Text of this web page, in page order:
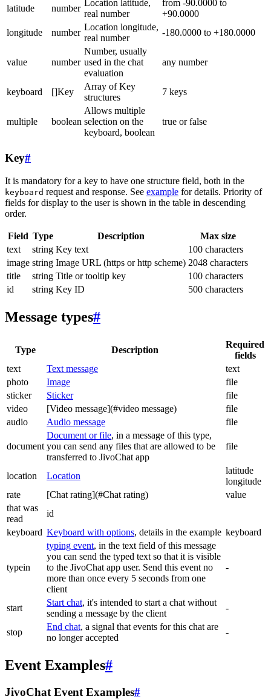
latitude
number
Location latitude,
real number
from -90.0000 to
+90.0000
longitude
number
Location longitude,
real number
-180.0000 to +180.0000
value number
Number, usually
used in the chat
evaluation
any number
keyboard []Key
Array of Key
structures
7 keys
multiple boolean
Allows multiple
selection on the
keyboard, boolean
true or false
Key#
It is mandatory for a key to have one structure field, both in the
keyboard request and response. See example for details. Priority of
fields for display to the user is shown in the table in descending
order.
Field Type Description
Max size
text
string Key text
100 characters
image string Image URL (https or http scheme) 2048 characters
title
string Title or tooltip key
100 characters
id
string Key ID 500 characters
Message types#
Type Description
Required
fields
text
Text message
text
photo
Image
file
sticker
Sticker
file
video
[Video message](#video message)
file
audio
Audio message file
document
Document or file, in a message of this type,
you can send any files that are allowed to be
transferred to JivoChat app
file
location Location
latitude
longitude
rate
[Chat rating](#Chat rating)
value
that was
read
id
keyboard Keyboard with options, details in the example keyboard
typein
typing event, in the text field of this message
you can send the typed text so that it is visible
to the JivoChat app user. Send this event no
more than once every 5 seconds from one
client
-
start
Start chat, it's intended to start a chat without
sending a message by the client
-
stop
End chat, a signal that events for this chat are
no longer accepted
-
Event Examples#
JivoChat Event Examples#